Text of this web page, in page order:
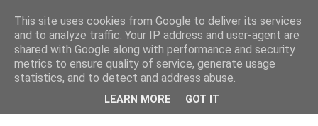
Semanario independiente de Calañas
This site uses cookies from Google to deliver its services
and to analyze traffic. Your IP address and user-agent are
shared with Google along with performance and security
metrics to ensure quality of service, generate usage
statistics, and to detect and address abuse.
LEARN MORE GOT IT